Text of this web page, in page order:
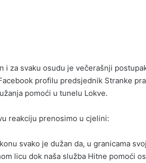
i za svaku osudu je večerašnji
profilu predsjednik Stranke
pomoći u tunelu Lokve.
reakciju prenosimo u cjelini:
svako je dužan da, u granicama
licu dok naša služba Hitne pomoći